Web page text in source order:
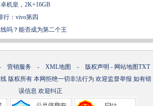
机皇，2K+16GB
行：vivo第四
吗？能否成为第二个王
营销服务 - XML地图 - 版权声明 - 网站地图TXT
版权所有 本网拒绝一切非法行为 欢迎监督举报 如有错
误信息 欢迎纠正